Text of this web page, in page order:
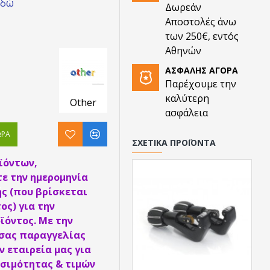
Other
την ημερομηνία
(που βρίσκεται
για την
Με την
παραγγελίας
μας για
& τιμών
Δωρεάν
Αποστολές άνω
των 250€, εντός
Αθηνών
ΑΣΦΑΛΉΣ ΑΓΟΡΆ
Παρέχουμε την
καλύτερη
ασφάλεια
ΣΧΕΤΙΚΆ ΠΡΟΪΌΝΤΑ